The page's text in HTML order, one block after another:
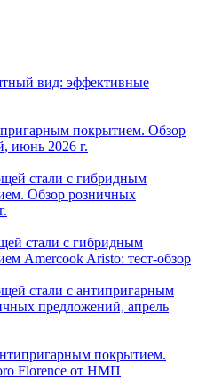
вид: эффективные
покрытием. Обзор
июнь 2026 г.
стали с гибридным
Обзор розничных
стали с гибридным
Amercook Aristo: тест-обзор
стали с антипригарным
предложений, апрель
покрытием.
Florence от НМП